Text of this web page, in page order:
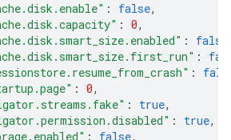
: false,
: 0,
: false
:
:
: 0,
: true,
: true,
: false,